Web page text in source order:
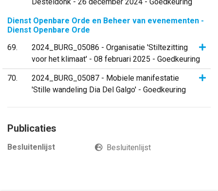
Dienst Openbare Orde en Beheer van evenementen -
Dienst Openbare Orde
69
2024_BURG_05086 - Organisatie 'Stiltezitting
voor het klimaat' - 08 februari 2025 - Goedkeuring
70
2024_BURG_05087 - Mobiele manifestatie
'Stille wandeling Dia Del Galgo' - Goedkeuring
Publicaties
Besluitenlijst Besluitenlijst